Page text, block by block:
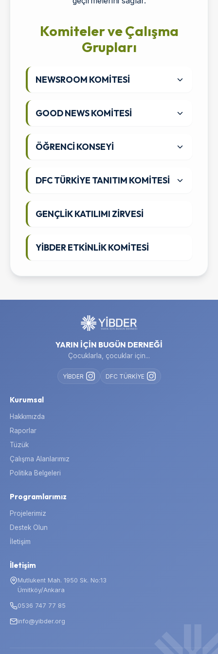
Komiteler ve Çalışma
Grupları
NEWSROOM KOMİTESİ
GOOD NEWS KOMİTESİ
ÖĞRENCİ KONSEYİ
DFC TÜRKİYE TANITIM KOMİTESİ
GENÇLİK KATILIMI ZİRVESİ
YİBDER ETKİNLİK KOMİTESİ
YARIN İÇİN BUGÜN DERNEĞİ
Çocuklarla, çocuklar için...
YİBDER DFC TÜRKİYE
Kurumsal
Hakkımızda
Raporlar
Tüzük
Çalışma Alanlarımız
Politika Belgeleri
Programlarımız
Projelerimiz
Destek Olun
İletişim
İletişim
Mutlukent Mah. 1950 Sk. No:13
Ümitköy/Ankara
0536 747 77 85
info@yibder.org